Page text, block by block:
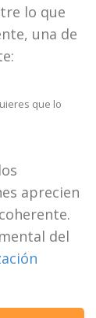
lo que
una de
que lo
aprecien
del